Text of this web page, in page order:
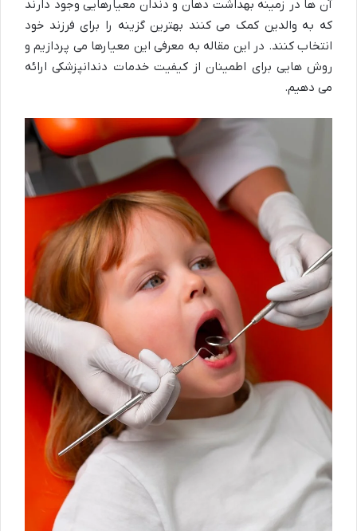
آن ها در زمینه بهداشت دهان و دندان معیارهایی وجود دارند
که به والدین کمک می کنند بهترین گزینه را برای فرزند خود
انتخاب کنند. در این مقاله به معرفی این معیارها می پردازیم و
روش هایی برای اطمینان از کیفیت خدمات دندانپزشکی ارائه
می دهیم.